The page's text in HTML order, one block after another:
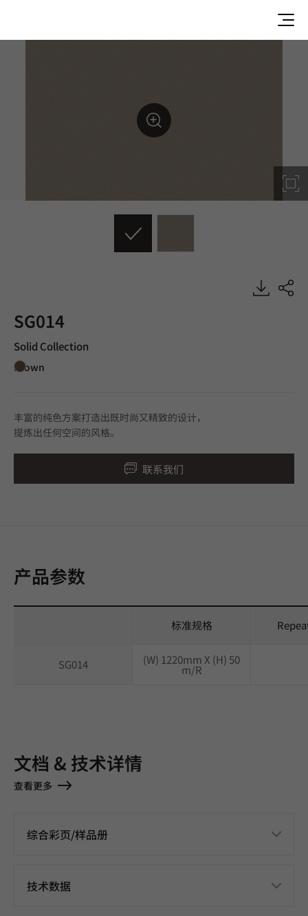
SG014
Solid Collection
Brown
丰富的纯色方案打造出既时尚又精致的设计，
提炼出任何空间的风格。
联系我们
产品参数
标准规格
SG014 (W) 1220mm X (H) 50
m/R
文档 & 技术详情
查看更多
综合彩页/样品册
技术数据